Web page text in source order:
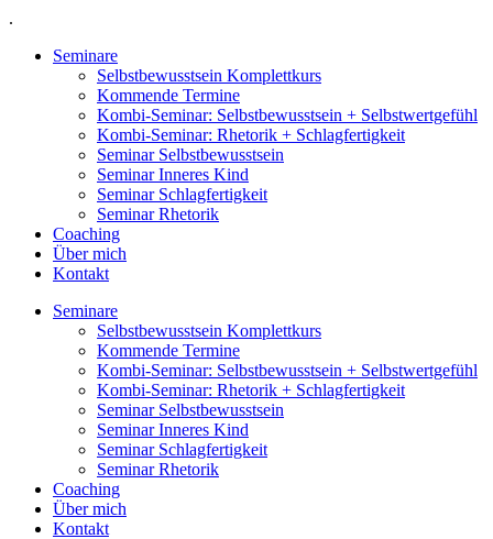
.
Seminare
Selbstbewusstsein Komplettkurs
Kommende Termine
Kombi-Seminar: Selbstbewusstsein + Selbstwertgefühl
Kombi-Seminar: Rhetorik + Schlagfertigkeit
Seminar Selbstbewusstsein
Seminar Inneres Kind
Seminar Schlagfertigkeit
Seminar Rhetorik
Coaching
Über mich
Kontakt
Seminare
Selbstbewusstsein Komplettkurs
Kommende Termine
Kombi-Seminar: Selbstbewusstsein + Selbstwertgefühl
Kombi-Seminar: Rhetorik + Schlagfertigkeit
Seminar Selbstbewusstsein
Seminar Inneres Kind
Seminar Schlagfertigkeit
Seminar Rhetorik
Coaching
Über mich
Kontakt